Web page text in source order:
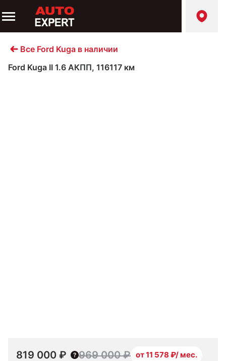
Все Ford Kuga в наличии
Ford Kuga II 1.6 АКПП, 116117 км
819 000 ₽ 969 000 ₽ от 11 578 ₽/ мес.